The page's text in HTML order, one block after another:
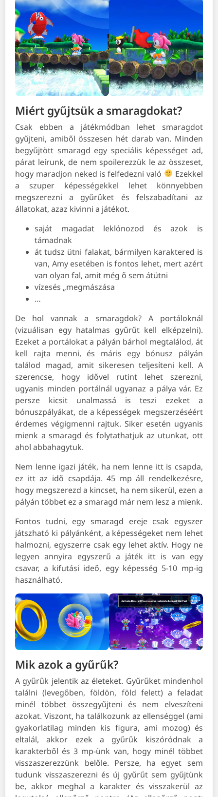
Miért gyűjtsük a smaragdokat?
Csak ebben a játékmódban lehet smaragdot
gyűjteni, amiből összesen hét darab van. Minden
begyűjtött smaragd egy speciális képességet ad,
párat leírunk, de nem spoilerezzük le az összeset,
hogy maradjon neked is felfedezni való
Ezekkel
a szuper képességekkel lehet könnyebben
megszerezni a gyűrűket és felszabadítani az
állatokat, azaz kivinni a játékot.
saját magadat leklónozod és azok is
támadnak
át tudsz ütni falakat, bármilyen karaktered is
van, Amy esetében is fontos lehet, mert azért
van olyan fal, amit még ő sem átütni
vízesés „megmászása
…
De hol vannak a smaragdok? A portáloknál
(vizuálisan egy hatalmas gyűrűt kell elképzelni).
Ezeket a portálokat a pályán bárhol megtalálod, át
kell rajta menni, és máris egy bónusz pályán
találod magad, amit sikeresen teljesíteni kell. A
szerencse, hogy idővel rutint lehet szerezni,
ugyanis minden portálnál ugyanaz a pálya vár. Ez
persze kicsit unalmassá is teszi ezeket a
bónuszpályákat, de a képességek megszerzéséért
érdemes végigmenni rajtuk. Siker esetén ugyanis
mienk a smaragd és folytathatjuk az utunkat, ott
ahol abbahagytuk.
Nem lenne igazi játék, ha nem lenne itt is csapda,
ez itt az idő csapdája. 45 mp áll rendelkezésre,
hogy megszerezd a kincset, ha nem sikerül, ezen a
pályán többet ez a smaragd már nem lesz a mienk.
Fontos tudni, egy smaragd ereje csak egyszer
játszható ki pályánként, a képességeket nem lehet
halmozni, egyszerre csak egy lehet aktív. Hogy ne
legyen annyira egyszerű a játék itt is van egy
csavar, a kifutási ideő, egy képesség 5-10 mp-ig
használható.
Mik azok a gyűrűk?
A gyűrűk jelentik az életeket. Gyűrűket mindenhol
találni (levegőben, földön, föld felett) a feladat
minél többet összegyűjteni és nem elveszíteni
azokat. Viszont, ha találkozunk az ellenséggel (ami
gyakorlatilag minden kis figura, ami mozog) és
eltalál, akkor ezek a gyűrűk kiszóródnak a
karakterből és 3 mp-ünk van, hogy minél többet
visszaszerezzünk belőle. Persze, ha egyet sem
tudunk visszaszerezni és új gyűrűt sem gyűjtünk
be, akkor meghal a karakter és visszakerül az